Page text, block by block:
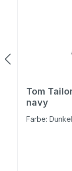
Tom
navy
Farbe: